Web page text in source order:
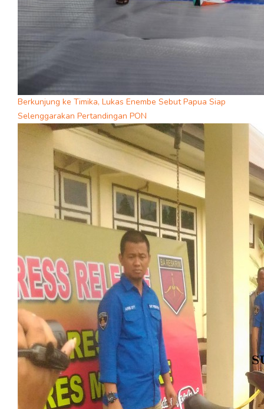
Berkunjung ke Timika, Lukas Enembe Sebut Papua Siap
Selenggarakan Pertandingan PON